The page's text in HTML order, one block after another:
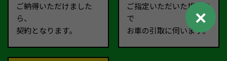
ご納得いただけました
ら、
契約となります。
ご指定いただいた場所ま
で
お車の引取に伺います。
✕